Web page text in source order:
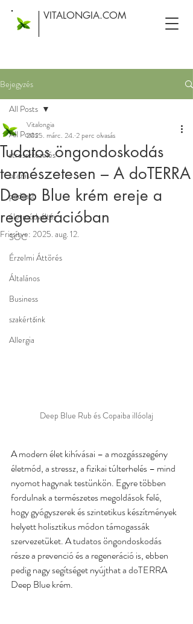
VITALONGIA.COM
Bejegyzés
All Posts
stresszkezelés
utazás
podcast
életmódváltás
SOC
Érzelmi Áttörés
Általános
Business
szakértőink
Allergia
All Posts
Tudatos öngondoskodás
természetesen – A doTERRA
Deep Blue krém ereje a
regenerációban
Vitalongia
2025. márc. 24. 2 perc olvasás
Frissítve: 2025. aug. 12.
Deep Blue Rub és Copaiba illóolaj
A modern élet kihívásai – a mozgásszegény
életmód, a stressz, a fizikai túlterhelés – mind
nyomot hagynak testünkön. Egyre többen
fordulnak a természetes megoldások felé,
hogy gyógyszerek és szintetikus készítmények
helyett holisztikus módon támogassák
szervezetüket. A tudatos öngondoskodás
része a prevenció és a regeneráció is, ebben
pedig nagy segítséget nyújthat a doTERRA
Deep Blue krém.